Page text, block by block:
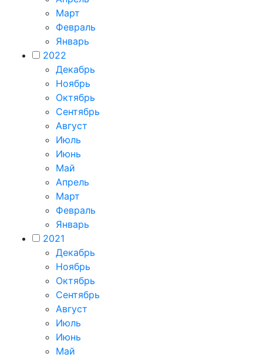
Март
Февраль
Январь
2022
Декабрь
Ноябрь
Октябрь
Сентябрь
Август
Июль
Июнь
Май
Апрель
Март
Февраль
Январь
2021
Декабрь
Ноябрь
Октябрь
Сентябрь
Август
Июль
Июнь
Май